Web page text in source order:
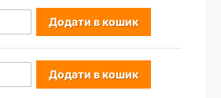
Додати в кошик
Додати в кошик